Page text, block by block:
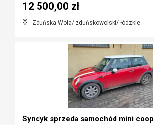
Zduńska Wola/ zduńskowolski/ łódzkie
12 500,00 zł